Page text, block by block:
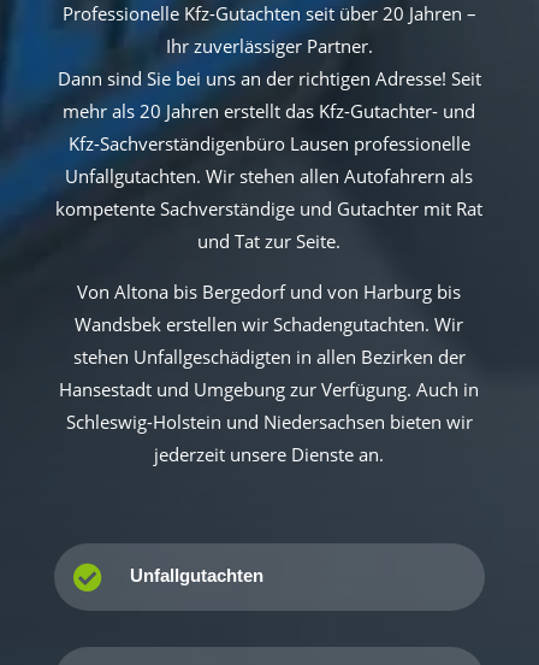
Professionelle Kfz-Gutachten seit über 20 Jahren –
Ihr zuverlässiger Partner.
Dann sind Sie bei uns an der richtigen Adresse! Seit
mehr als 20 Jahren erstellt das Kfz-Gutachter- und
Kfz-Sachverständigenbüro Lausen professionelle
Unfallgutachten. Wir stehen allen Autofahrern als
kompetente Sachverständige und Gutachter mit Rat
und Tat zur Seite.
Von Altona bis Bergedorf und von Harburg bis
Wandsbek erstellen wir Schadengutachten. Wir
stehen Unfallgeschädigten in allen Bezirken der
Hansestadt und Umgebung zur Verfügung. Auch in
Schleswig-Holstein und Niedersachsen bieten wir
jederzeit unsere Dienste an.
 Unfallgutachten